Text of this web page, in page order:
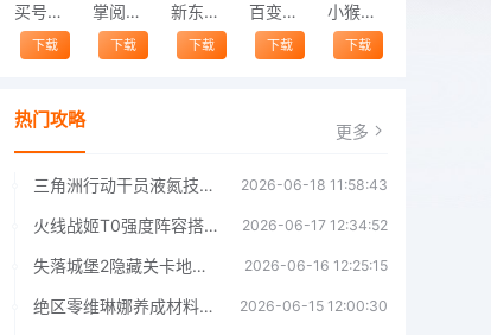
买号兽免费版
下载
掌阅小说
下载
新东方托福Pro
下载
百变主题桌面车机版
下载
小猴掌上伤寒论
下载
热门攻略 更多
三角洲行动干员液氮技能效果详解 三角洲行动干员液氮技能介绍 2026-06-18 11:58:43
火线战姬T0强度阵容搭配推荐 火线战姬T0强度阵容哪个好 2026-06-17 12:34:52
失落城堡2隐藏关卡地图解锁指南 2026-06-16 12:25:15
绝区零维琳娜养成材料汇总指南 2026-06-15 12:00:30